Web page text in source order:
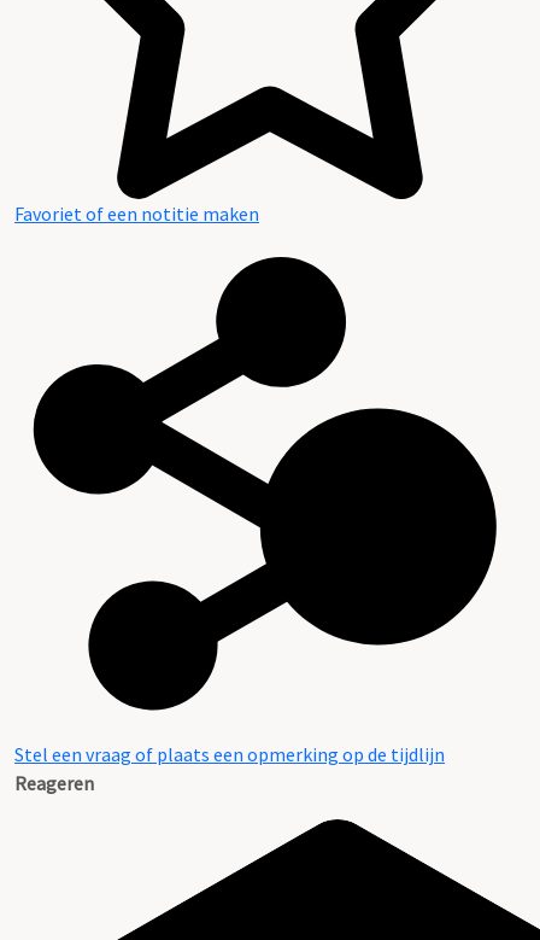
Favoriet of een notitie maken
Stel een vraag of plaats een opmerking op de tijdlijn
Reageren